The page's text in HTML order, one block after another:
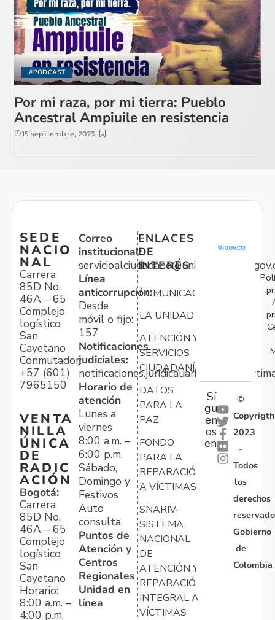
#PODCAST
Por mi raza, por mi tierra: Pueblo
Ancestral Ampiuile en resistencia
15 septiembre, 2023
SEDE
NACIO
NAL
Carrera
85D No.
46A – 65
Complejo
logístico
San
Cayetano
Conmutador:
+57 (601)
7965150
VENTA
NILLA
ÚNICA
DE
RADIC
ACIÓN
Bogotá:
Carrera
85D No.
46A – 65
Complejo
logístico
San
Cayetano
Horario:
8:00 a.m. –
4:00 p.m.
Correo
institucional:
Línea
anticorrupción:
Desde
móvil o fijo:
157
Notificaciones
judiciales:
Horario de
atención
Lunes a
viernes
8:00 a.m. –
6:00 p.m.
Sábado,
Domingo y
Festivos
Auto
consulta
Puntos de
Atención y
Centros
Regionales
Unidad en
línea
ENLACES
DE
INTERÉS
COMUNICACIONES
LA UNIDAD
ATENCIÓN Y
SERVICIOS
CIUDADANÍA
DATOS
PARA LA
PAZ
FONDO
PARA LA
REPARACIÓN
A VÍCTIMAS
SNARIV-
SISTEMA
NACIONAL
DE
ATENCIÓN Y
REPARACIÓN
INTEGRAL A
VÍCTIMAS
Sí
gu
en
os
en:
©
Copyrigth
2023
-
Todos
los
derechos
Gobierno
de
Colombia